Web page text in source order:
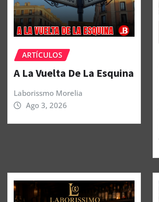
ARTÍCULOS
A La Vuelta De La Esquina
Laborissmo Morelia
Ago 3, 2026